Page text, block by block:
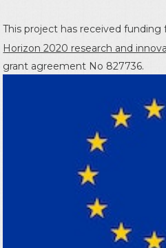
This project has received funding
Horizon 2020 research and
grant agreement No 827736.